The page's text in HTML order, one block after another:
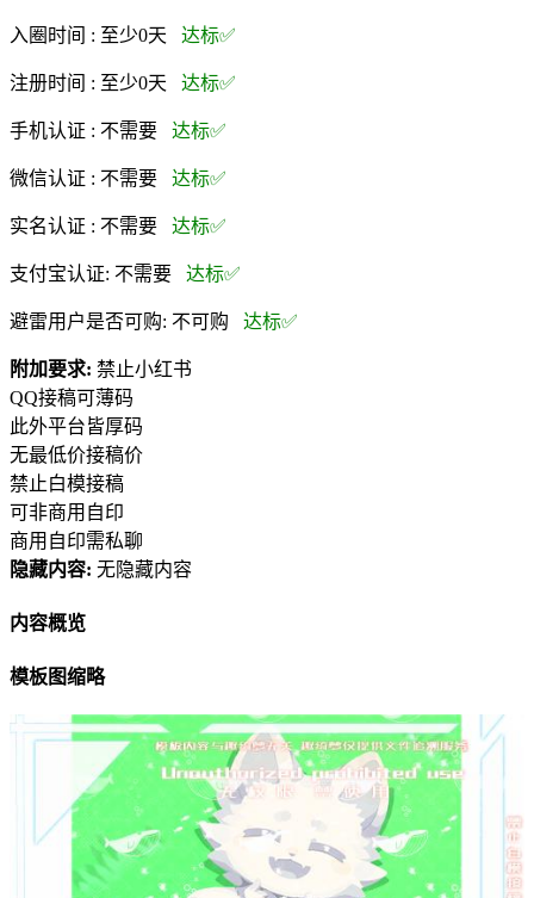
入圈时间 : 至少0天 达标✅
注册时间 : 至少0天 达标✅
手机认证 : 不需要 达标✅
微信认证 : 不需要 达标✅
实名认证 : 不需要 达标✅
支付宝认证: 不需要 达标✅
避雷用户是否可购: 不可购 达标✅
附加要求: 禁止小红书
QQ接稿可薄码
此外平台皆厚码
无最低价接稿价
禁止白模接稿
可非商用自印
商用自印需私聊
隐藏内容: 无隐藏内容
内容概览
模板图缩略